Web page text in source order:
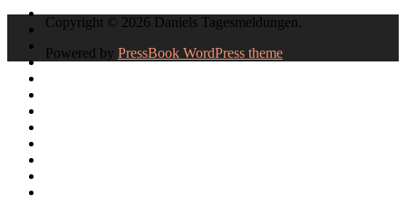
Copyright © 2026 Daniels Tagesmeldungen.
Powered by PressBook WordPress theme